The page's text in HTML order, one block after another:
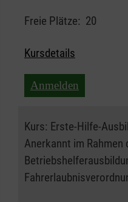
Freie Plätze: 20
Kursdetails
Anmelden
Kurs: Erste-Hilfe-
Anerkannt im Rahmen